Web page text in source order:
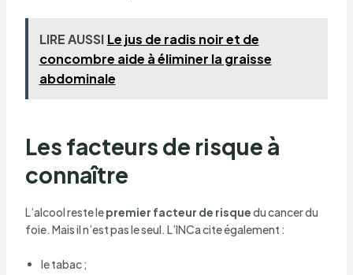
LIRE AUSSI Le jus de radis noir et de
concombre aide à éliminer la graisse
abdominale
Les facteurs de risque à
connaître
L’alcool reste lepremier facteur de risquedu cancer du
foie. Mais il n’est pas le seul. L’INCa cite également :
le tabac ;